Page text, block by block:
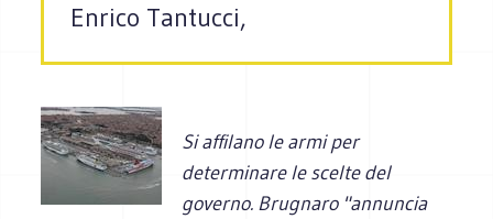
Enrico Tantucci,
Si affilano le armi per
determinare le scelte del
governo. Brugnaro "annuncia